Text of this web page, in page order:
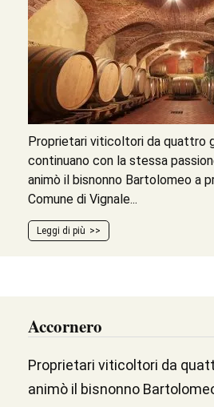
Proprietari viticoltori da quattro
continuano con la stessa
animò il bisnonno Bartolomeo a
Comune di Vignale...
Leggi di più
Accornero
Proprietari viticoltori da
animò il bisnonno